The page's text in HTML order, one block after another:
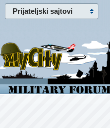
Prijateljski sajtovi